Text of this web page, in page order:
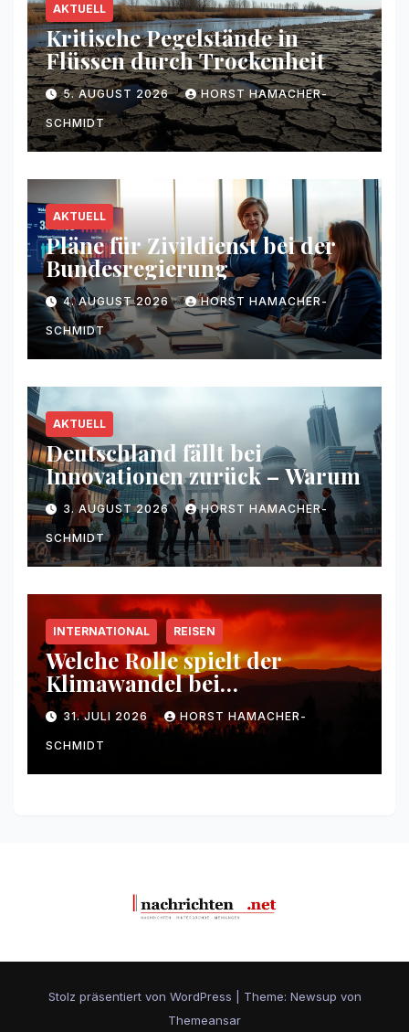
AKTUELL
Kritische Pegelstände in
Flüssen durch Trockenheit
5. AUGUST 2026 HORST HAMACHER-
SCHMIDT
AKTUELL
Pläne für Zivildienst bei der
Bundesregierung
4. AUGUST 2026 HORST HAMACHER-
SCHMIDT
AKTUELL
Deutschland fällt bei
Innovationen zurück – Warum
3. AUGUST 2026 HORST HAMACHER-
SCHMIDT
INTERNATIONAL REISEN
Welche Rolle spielt der
Klimawandel bei
Waldbränden?
31. JULI 2026 HORST HAMACHER-
SCHMIDT
Stolz präsentiert von WordPress
Theme: Newsup von
Themeansar